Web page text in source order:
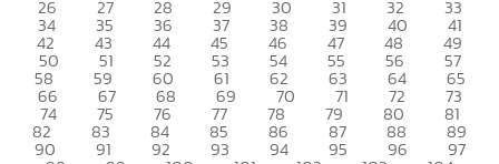
26 27 28 29 30 31 32 33
34 35 36 37 38 39 40 41
42 43 44 45 46 47 48 49
50 51 52 53 54 55 56 57
58 59 60 61 62 63 64 65
66 67 68 69 70 71 72 73
74 75 76 77 78 79 80 81
82 83 84 85 86 87 88 89
90 91 92 93 94 95 96 97